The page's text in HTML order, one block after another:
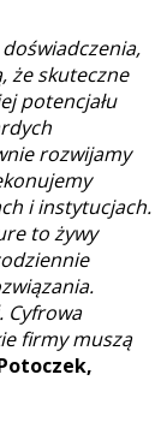
że skuteczne
potencjału
rozwijamy
i instytucjach.
to żywy
Cyfrowa
firmy muszą